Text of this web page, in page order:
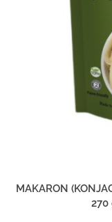
MAKARON
270